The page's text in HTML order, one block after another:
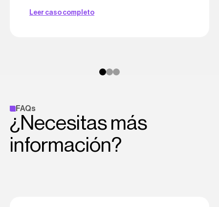
Leer caso completo
FAQs
¿Necesitas más
información?